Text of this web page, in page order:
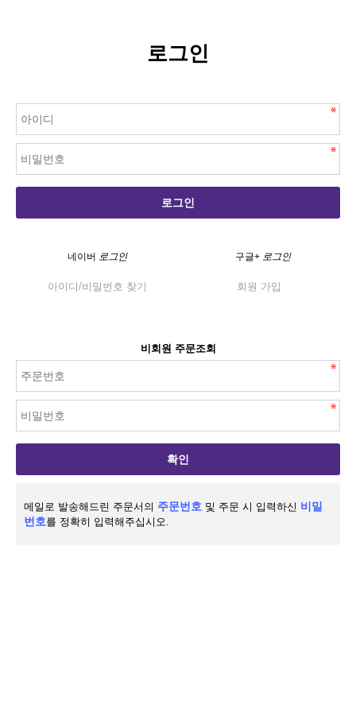
로그인
로그인
네이버 로그인 구글+로그인
아이디/비밀번호 찾기 회원 가입
비회원 주문조회
확인
메일로 발송해드린 주문서의 주문번호 및 주문 시 입력하신 비밀
번호를 정확히 입력해주십시오.